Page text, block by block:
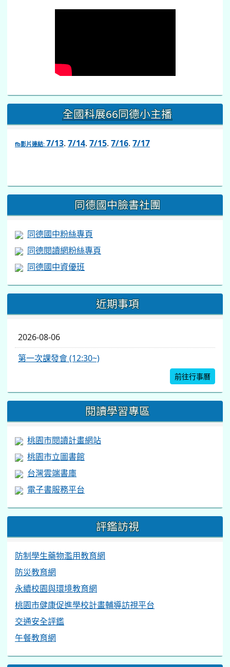
全國科展66同德小主播
fb影片連結: 7/13. 7/14. 7/15. 7/16. 7/17
https://www.facebook.com/share/v/1BsLSkstia/
同德國中臉書社團
同德國中粉絲專頁
同德閱讀網粉絲專頁
同德國中資優班
近期事項
2026-08-06
第一次課發會 (12:30~)
前往行事曆
閱讀學習專區
桃園市閱讀計畫網站
桃園市立圖書館
台灣雲端書庫
電子書服務平台
評鑑訪視
防制學生藥物濫用教育網
防災教育網
永續校園與環境教育網
桃園市健康促進學校計畫輔導訪視平台
交通安全評鑑
午餐教育網